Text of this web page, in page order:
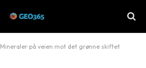
Mineraler på veien mot det grønne skiftet